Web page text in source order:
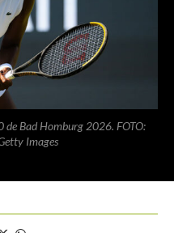
de Bad Homburg 2026. FOTO:
Images